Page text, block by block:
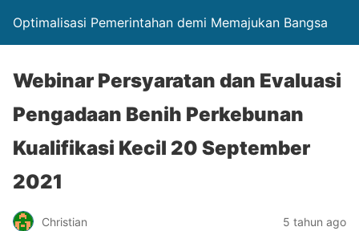
Optimalisasi Pemerintahan demi Memajukan Bangsa
Webinar Persyaratan dan Evaluasi
Pengadaan Benih Perkebunan
Kualifikasi Kecil 20 September
2021
Christian 5 tahun ago